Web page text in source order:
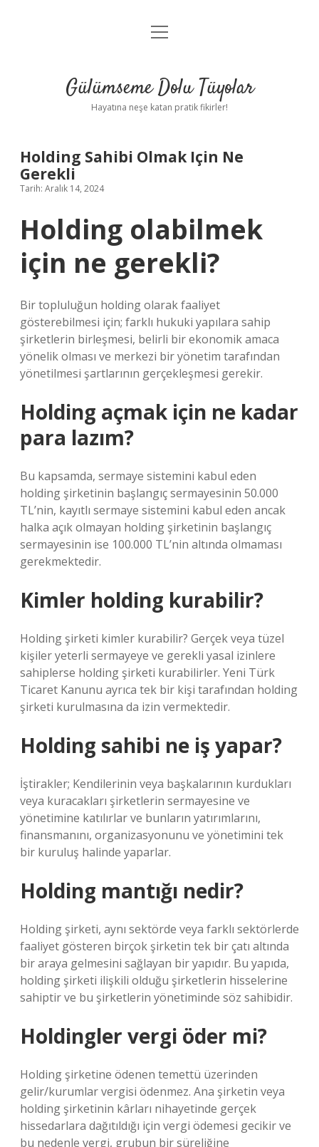
Anasayfa
Yasal Uyarı
menüyü
Gülümseme Dolu Tüyolar
Hayatına neşe katan pratik fikirler!
Holding Sahibi Olmak Için Ne
Gerekli
Tarih: Aralık 14, 2024
Holding olabilmek
için ne gerekli?
Bir topluluğun holding olarak faaliyet
gösterebilmesi için; farklı hukuki yapılara sahip
şirketlerin birleşmesi, belirli bir ekonomik amaca
yönelik olması ve merkezi bir yönetim tarafından
yönetilmesi şartlarının gerçekleşmesi gerekir.
Holding açmak için ne kadar
para lazım?
Bu kapsamda, sermaye sistemini kabul eden
holding şirketinin başlangıç ​​sermayesinin 50.000
TL’nin, kayıtlı sermaye sistemini kabul eden ancak
halka açık olmayan holding şirketinin başlangıç ​​
sermayesinin ise 100.000 TL’nin altında olmaması
gerekmektedir.
Kimler holding kurabilir?
Holding şirketi kimler kurabilir? Gerçek veya tüzel
kişiler yeterli sermayeye ve gerekli yasal izinlere
sahiplerse holding şirketi kurabilirler. Yeni Türk
Ticaret Kanunu ayrıca tek bir kişi tarafından holding
şirketi kurulmasına da izin vermektedir.
Holding sahibi ne iş yapar?
İştirakler; Kendilerinin veya başkalarının kurdukları
veya kuracakları şirketlerin sermayesine ve
yönetimine katılırlar ve bunların yatırımlarını,
finansmanını, organizasyonunu ve yönetimini tek
bir kuruluş halinde yaparlar.
Holding mantığı nedir?
Holding şirketi, aynı sektörde veya farklı sektörlerde
faaliyet gösteren birçok şirketin tek bir çatı altında
bir araya gelmesini sağlayan bir yapıdır. Bu yapıda,
holding şirketi ilişkili olduğu şirketlerin hisselerine
sahiptir ve bu şirketlerin yönetiminde söz sahibidir.
Holdingler vergi öder mi?
Holding şirketine ödenen temettü üzerinden
gelir/kurumlar vergisi ödenmez. Ana şirketin veya
holding şirketinin kârları nihayetinde gerçek
hissedarlara dağıtıldığı için vergi ödemesi gecikir ve
bu nedenle vergi, grubun bir süreliğine